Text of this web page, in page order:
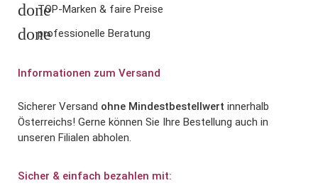
doneTOP-Marken & faire Preise
doneprofessionelle Beratung
Informationen zum Versand
Sicherer Versand ohne Mindestbestellwert innerhalb
Österreichs! Gerne können Sie Ihre Bestellung auch in
unseren Filialen abholen.
Sicher & einfach bezahlen mit: